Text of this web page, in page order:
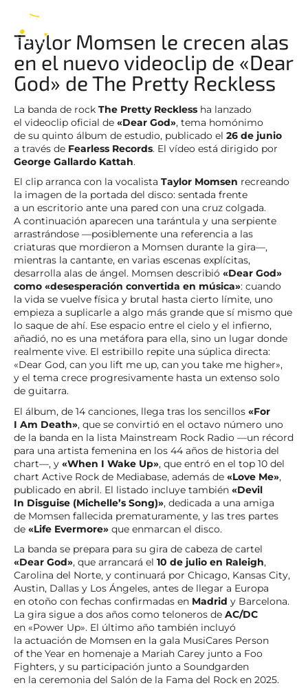
Taylor Momsen le crecen alas
en el nuevo videoclip de «Dear
God» de The Pretty Reckless
La banda de rock The Pretty Reckless ha lanzado
el videoclip oficial de «Dear God», tema homónimo
de su quinto álbum de estudio, publicado el 26 de junio
a través de Fearless Records. El vídeo está dirigido por
George Gallardo Kattah.
El clip arranca con la vocalista Taylor Momsen recreando
la imagen de la portada del disco: sentada frente
a un escritorio ante una pared con una cruz colgada.
A continuación aparecen una tarántula y una serpiente
arrastrándose —posiblemente una referencia a las
criaturas que mordieron a Momsen durante la gira—,
mientras la cantante, en varias escenas explícitas,
desarrolla alas de ángel. Momsen describió «Dear God»
como «desesperación convertida en música»: cuando
la vida se vuelve física y brutal hasta cierto límite, uno
empieza a suplicarle a algo más grande que sí mismo que
lo saque de ahí. Ese espacio entre el cielo y el infierno,
añadió, no es una metáfora para ella, sino un lugar donde
realmente vive. El estribillo repite una súplica directa:
«Dear God, can you lift me up, can you take me higher»,
y el tema crece progresivamente hasta un extenso solo
de guitarra.
El álbum, de 14 canciones, llega tras los sencillos «For
I Am Death», que se convirtió en el octavo número uno
de la banda en la lista Mainstream Rock Radio —un récord
para una artista femenina en los 44 años de historia del
chart—, y «When I Wake Up», que entró en el top 10 del
chart Active Rock de Mediabase, además de «Love Me»,
publicado en abril. El listado incluye también «Devil
In Disguise (Michelle’s Song)», dedicada a una amiga
de Momsen fallecida prematuramente, y las tres partes
de «Life Evermore» que enmarcan el disco.
La banda se prepara para su gira de cabeza de cartel
«Dear God», que arrancará el 10 de julio en Raleigh,
Carolina del Norte, y continuará por Chicago, Kansas City,
Austin, Dallas y Los Ángeles, antes de llegar a Europa
en otoño con fechas confirmadas en Madrid y Barcelona.
La gira sigue a dos años como teloneros de AC/DC
en «Power Up». El último año también incluyó
la actuación de Momsen en la gala MusiCares Person
of the Year en homenaje a Mariah Carey junto a Foo
Fighters, y su participación junto a Soundgarden
en la ceremonia del Salón de la Fama del Rock en 2025.